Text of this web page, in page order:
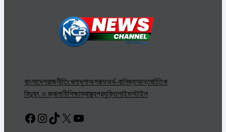
বাংলাদেশরাজনীতিখেলাধুলাঅপরাধঅর্থ-বানিজ্যআন্তর্জাতিক
বিদ্যুৎ ও জ্বালানীশিক্ষাস্বাস্থ্যপ্রযুক্তিলাইফস্টাইল
Facebook
Instagram
TikTok
X YouTube